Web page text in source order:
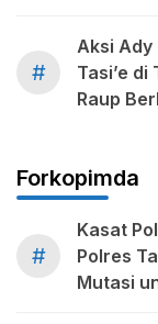
#
Aksi Ady
Tasi’e di
Raup
Forkopimda
#
Kasat
Polres
Mutasi